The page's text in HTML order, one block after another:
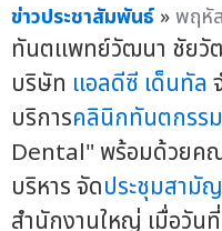
ข่าวประชาสัมพันธ์ »พฤหั
ทันตแพทย์วัฒนา ชัยวัฒ
บริษัท แอลดีซี เด็นทัล
บริการคลินิกทันตกรรม
Dental" พร้อมด้วยค
บริหาร จัดประชุมสามั
สำนักงานใหญ่ เมื่อวัน